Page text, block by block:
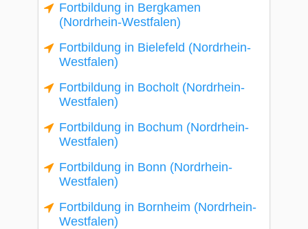
Fortbildung in Bergkamen
(Nordrhein-Westfalen)
Fortbildung in Bielefeld (Nordrhein-
Westfalen)
Fortbildung in Bocholt (Nordrhein-
Westfalen)
Fortbildung in Bochum (Nordrhein-
Westfalen)
Fortbildung in Bonn (Nordrhein-
Westfalen)
Fortbildung in Bornheim (Nordrhein-
Westfalen)